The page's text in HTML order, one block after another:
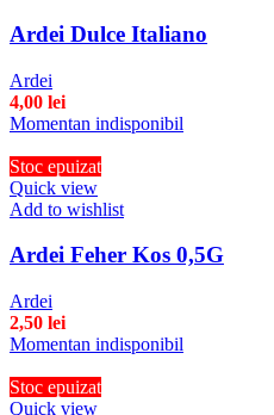
Ardei Dulce Italiano
Ardei
4,00 lei
Momentan indisponibil
Stoc epuizat
Quick view
Add to wishlist
Ardei Feher Kos 0,5G
Ardei
2,50 lei
Momentan indisponibil
Stoc epuizat
Quick view